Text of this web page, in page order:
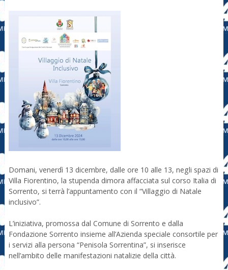
Domani, venerdì 13 dicembre, dalle ore 10 alle 13, negli spazi di
Villa Fiorentino, la stupenda dimora affacciata sul corso Italia di
Sorrento, si terrà l’appuntamento con il “Villaggio di Natale
inclusivo”.
L’iniziativa, promossa dal Comune di Sorrento e dalla
Fondazione Sorrento insieme all’Azienda speciale consortile per
i servizi alla persona “Penisola Sorrentina”, si inserisce
nell’ambito delle manifestazioni natalizie della città.